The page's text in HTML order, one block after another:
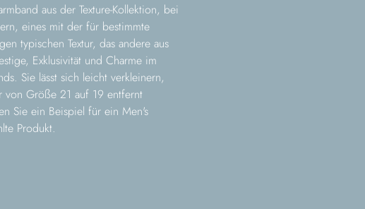
aus der Texture-Kollektion, bei
eines mit der für bestimmte
typischen Textur, das andere aus
Exklusivität und Charme im
Sie lässt sich leicht verkleinern,
von Größe 21 auf 19 entfernt
Sie ein Beispiel für ein Men's
Produkt.